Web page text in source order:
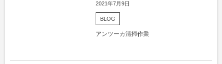
2021年7月9日
BLOG
アンツーカ清掃作業